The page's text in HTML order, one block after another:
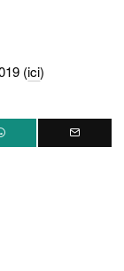
(ici)